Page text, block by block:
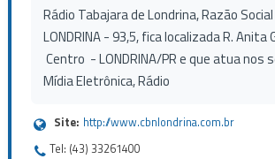
Rádio Tabajara de Londrina, Razão Social
LONDRINA - 93,5, fica localizada R. Anita
Centro - LONDRINA/PR e que atua nos
Mídia Eletrônica, Rádio
Site: http://www.cbnlondrina.com.br
Tel: (43) 33261400